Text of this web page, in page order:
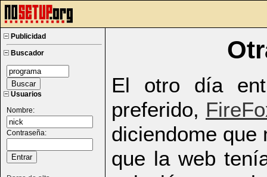
Publicidad
Buscador
Usuarios
Nombre:
Contraseña:
El otro día
preferido,
diciendome que
que la web